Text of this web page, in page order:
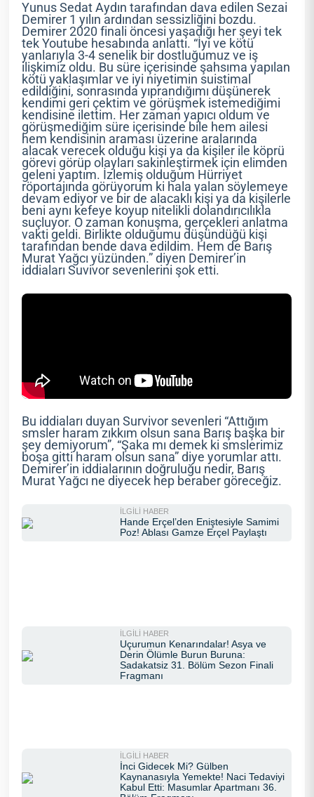
Yunus Sedat Aydın tarafından dava edilen Sezai
Demirer 1 yılın ardından sessizliğini bozdu.
Demirer 2020 finali öncesi yaşadığı her şeyi tek
tek Youtube hesabında anlattı. “İyi ve kötü
yanlarıyla 3-4 senelik bir dostluğumuz ve iş
ilişkimiz oldu. Bu süre içerisinde şahsıma yapılan
kötü yaklaşımlar ve iyi niyetimin suistimal
edildiğini, sonrasında yıprandığımı düşünerek
kendimi geri çektim ve görüşmek istemediğimi
kendisine ilettim. Her zaman yapıcı oldum ve
görüşmediğim süre içerisinde bile hem ailesi
hem kendisinin araması üzerine aralarında
alacak verecek olduğu kişi ya da kişiler ile köprü
görevi görüp olayları sakinleştirmek için elimden
geleni yaptım. İzlemiş olduğum Hürriyet
röportajında görüyorum ki hala yalan söylemeye
devam ediyor ve bir de alacaklı kişi ya da kişilerle
beni aynı kefeye koyup nitelikli dolandırıcılıkla
suçluyor. O zaman konuşma, gerçekleri anlatma
vakti geldi. Birlikte olduğumu düşündüğü kişi
tarafından bende dava edildim. Hem de Barış
Murat Yağcı yüzünden.” diyen Demirer’in
iddiaları Suvivor sevenlerini şok etti.
Bu iddiaları duyan Survivor sevenleri “Attığım
smsler haram zıkkım olsun sana Barış başka bir
şey demiyorum”, “Şaka mı demek ki smslerimiz
boşa gitti haram olsun sana” diye yorumlar attı.
Demirer’in iddialarının doğruluğu nedir, Barış
Murat Yağcı ne diyecek hep beraber göreceğiz.